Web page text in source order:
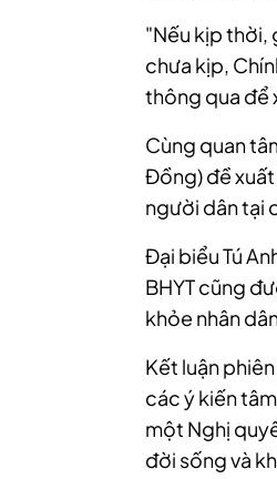
"Nếu kịp thời,
chưa kịp,
thông qua để
Cùng quan
Đồng) đề xuất
người dân tại
Đại biểu Tú
BHYT cũng
khỏe nhân
Kết luận
các ý kiến
một Nghị
đời sống và